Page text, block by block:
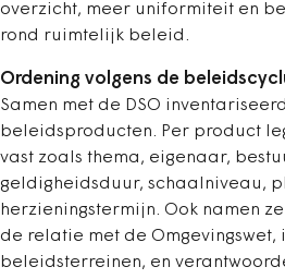
overzicht, meer uniformiteit en
rond ruimtelijk beleid.
Ordening volgens de
Samen met de DSO
beleidsproducten. Per product
vast zoals thema, eigenaar,
geldigheidsduur, schaalniveau,
herzieningstermijn. Ook namen
de relatie met de
beleidsterreinen, en